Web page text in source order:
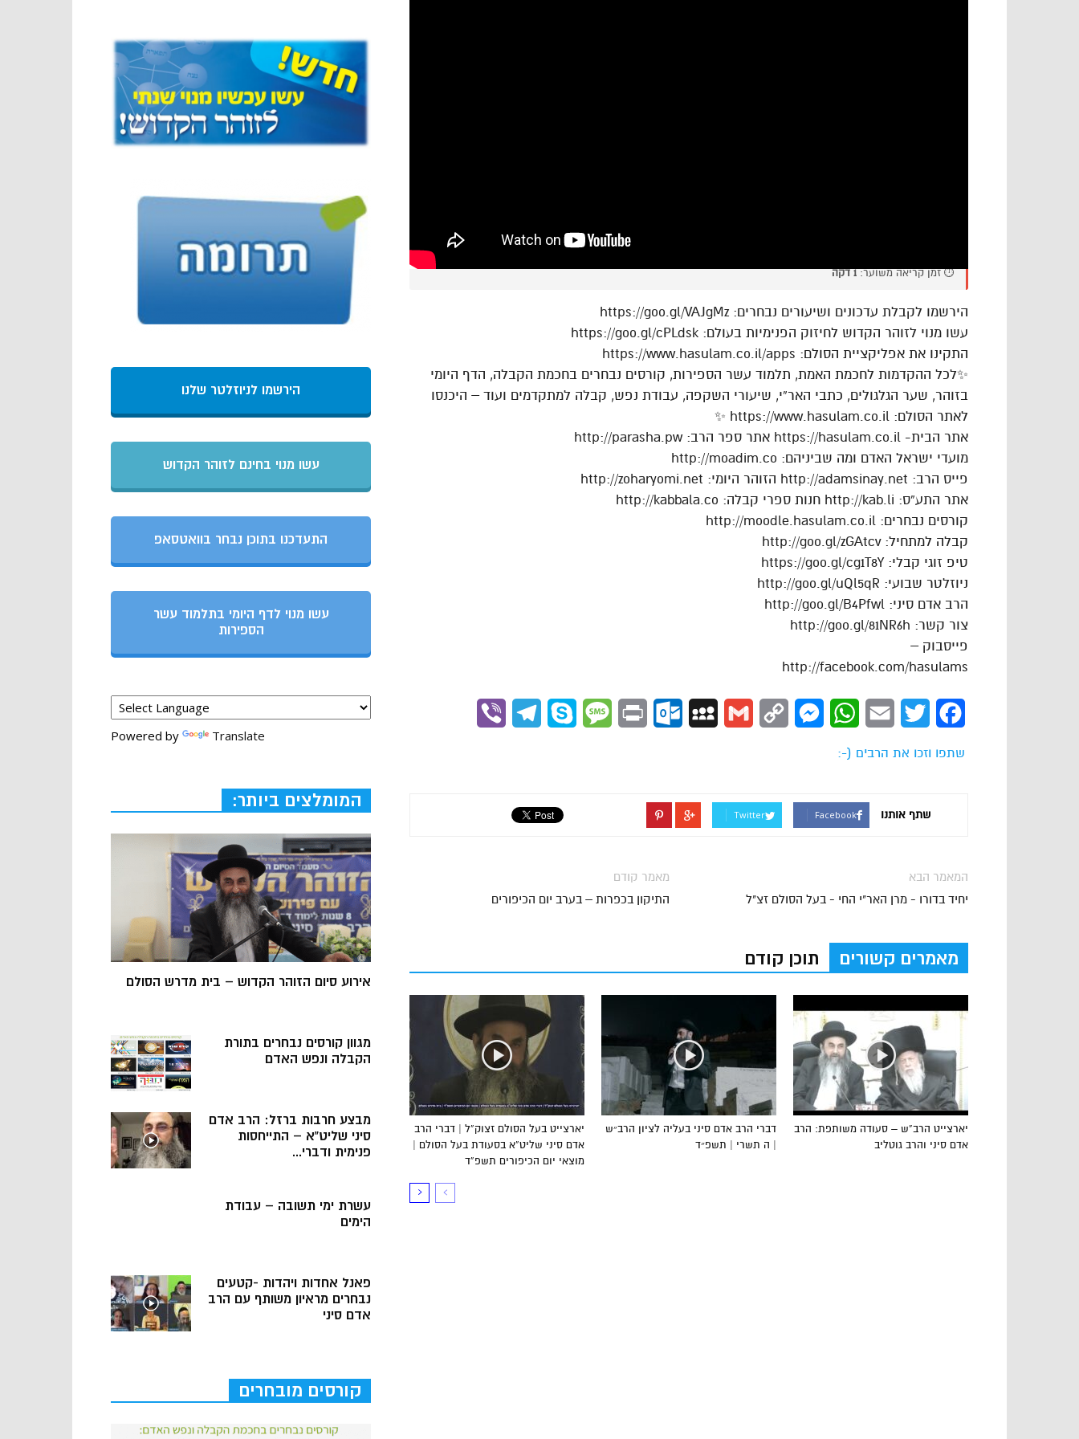
⏱️ זמן קריאה משוער:1 דקה
הירשמו לקבלת עדכונים ושיעורים נבחרים: https://goo.gl/VAJgMz
עשו מנוי לזוהר הקדוש לחיזוק הפנימיות בעולם: https://goo.gl/cPLdsk
התקינו את אפליקציית הסולם: https://www.hasulam.co.il/apps
✨לכל ההקדמות לחכמת האמת, תלמוד עשר הספירות, קורסים נבחרים בחכמת הקבלה, הדף היומי
בזוהר, שער הגלגולים, כתבי האר”י, שיעורי השקפה, עבודת נפש, קבלה למתקדמים ועוד – היכנסו
לאתר הסולם: https://www.hasulam.co.il ✨
אתר הבית- https://hasulam.co.il אתר ספר הרב: http://parasha.pw
מועדי ישראל האדם ומה שביניהם: http://moadim.co
פייס הרב: http://adamsinay.net הזוהר היומי: http://zoharyomi.net
אתר התע”ס: http://kab.li חנות ספרי קבלה: http://kabbala.co
קורסים נבחרים: http://moodle.hasulam.co.il
קבלה למתחיל: http://goo.gl/zGAtcv
טיפ זוגי קבלי: https://goo.gl/cg1T8Y
ניוזלטר שבועי: http://goo.gl/uQl5qR
הרב אדם סיני: http://goo.gl/B4Pfwl
צור קשר: http://goo.gl/81NR6h
פייסבוק –
http://facebook.com/hasulams
Facebook
Twitter
Email
WhatsApp
Messenger
Copy
Gmail
MySpace
Outlook.com
Print
Message
Skype
Telegram
שתפו וזכו את הרבים (-:
שתף אותנו Facebook
Twitter
מאמר קודם
התיקון בכפרות – בערב יום הכיפורים
המאמר הבא
יחיד בדורו - מרן האר"י החי - בעל הסולם זצ"ל
מאמרים קשורים תוכן קודם
יארצייט בעל הסולם זצוק”ל | דברי הרב
אדם סיני שליט”א בסעודת בעל הסולם |
מוצאי יום הכיפורים תשפ”ד
דברי הרב אדם סיני בעליה לציון הרב״ש
| ה תשרי | תשפ״ד
יארצייט הרב”ש – סעודה משותפת: הרב
אדם סיני והרב גוטליב
הירשמו לניוזלטר שלנו
עשו מנוי בחינם לזוהר הקדוש
התעדכנו בתוכן נבחר בוואטסאפ
עשו מנוי לדף היומי בתלמוד עשר
הספירות
Powered by Translate
המומלצים ביותר:
אירוע סיום הזוהר הקדוש – בית מדרש הסולם
מגוון קורסים נבחרים בתורת
הקבלה ונפש האדם
מבצע חרבות ברזל: הרב אדם
סיני שליט”א – התייחסות
פנימית ודברי...
עשרת ימי תשובה – עבודת
הימים
פאנל אחדות ויהדות -קטעים
נבחרים מראיון משותף עם הרב
אדם סיני
קורסים מובחרים